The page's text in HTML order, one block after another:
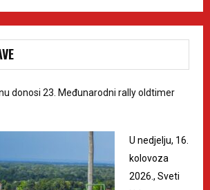
donosi 23. Međunarodni rally oldtimer
U nedjelju, 16.
kolovoza
2026., Sveti